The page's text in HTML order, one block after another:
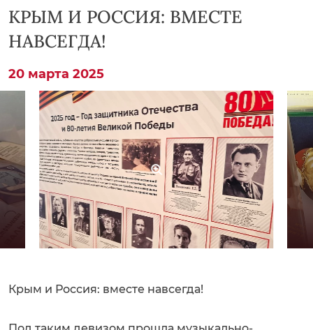
КРЫМ И РОССИЯ: ВМЕСТЕ
НАВСЕГДА!
20 марта 2025
Крым и Россия: вместе навсегда!